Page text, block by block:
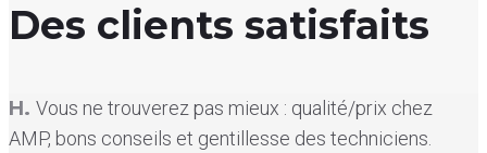
Des clients satisfaits
H. Vous ne trouverez pas mieux : qualité/prix chez
AMP, bons conseils et gentillesse des techniciens.